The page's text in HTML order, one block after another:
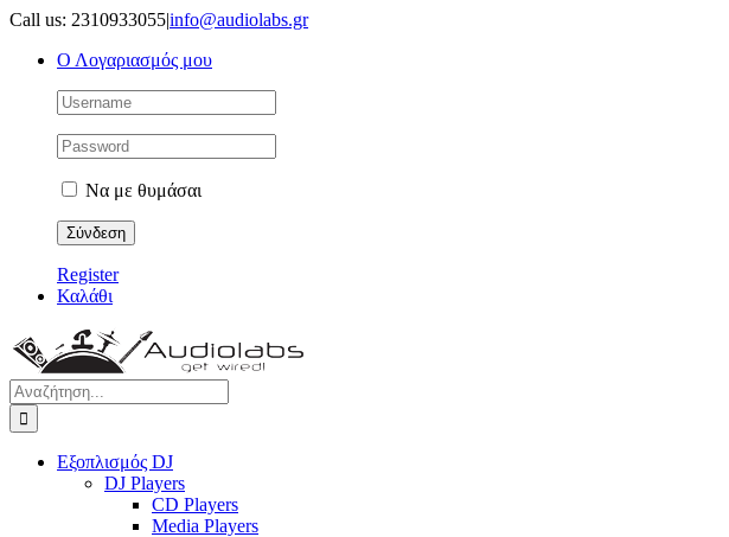
Μετάβαση
περιεχόμενο
Call us: 2310933055|info@audiolabs.gr
Ο Λογαριασμός μου
Να με θυμάσαι
Register
Καλάθι
Αναζήτηση
για:
Εξοπλισμός DJ
DJ Players
CD Players
Media Players